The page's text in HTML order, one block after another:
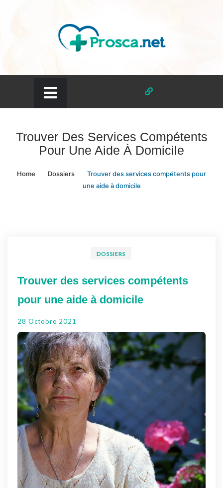
prosca.net
Trouver Des Services Compétents
Pour Une Aide À Domicile
Home Dossiers
Trouver des services compétents pour
une aide à domicile
DOSSIERS
Trouver des services compétents
pour une aide à domicile
28 Octobre 2021